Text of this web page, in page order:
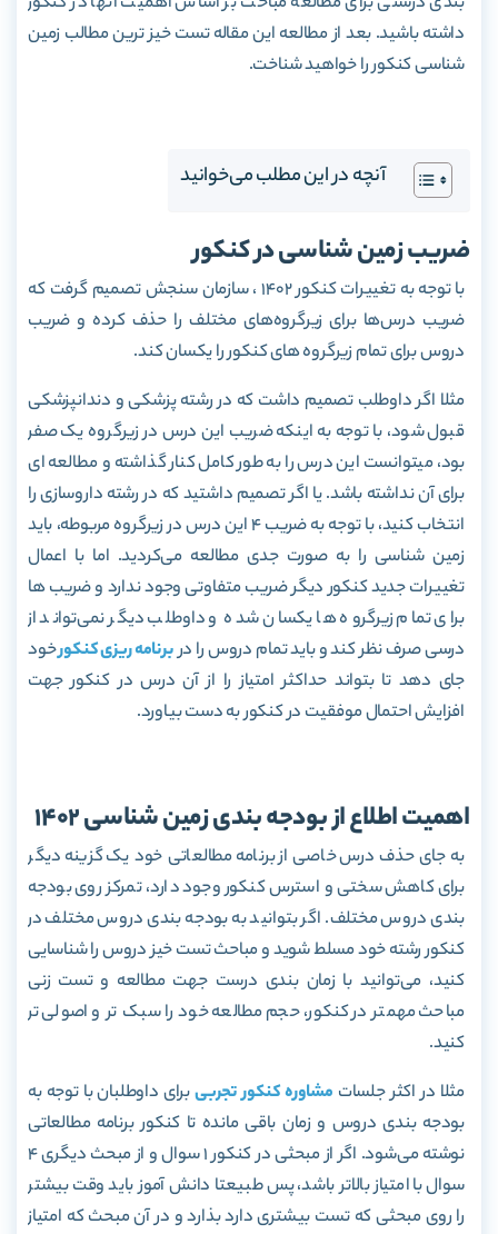
داشته باشید. بعد از مطالعه این مقاله تست خیز ترین مطالب زمین
شناسی کنکور را خواهید شناخت.
آنچه در این مطلب می‌خوانید
ضریب زمین شناسی در کنکور
با توجه به تغییرات کنکور 1402 ، سازمان سنجش تصمیم گرفت که
ضریب درس‌ها برای زیرگروه‌های مختلف را حذف کرده و ضریب
دروس برای تمام زیرگروه های کنکور را یکسان کند.
مثلا اگر داوطلب تصمیم داشت که در رشته پزشکی و دندانپزشکی
قبول شود، با توجه به اینکه ضریب این درس در زیرگروه یک صفر
بود، میتوانست این درس را به طور کامل کنار گذاشته و مطالعه ای
برای آن نداشته باشد. یا اگر تصمیم داشتید که در رشته داروسازی را
انتخاب کنید، با توجه به ضریب 4 این درس در زیرگروه مربوطه، باید
زمین شناسی را به صورت جدی مطالعه می‌کردید. اما با اعمال
تغییرات جدید کنکور دیگر ضریب متفاوتی وجود ندارد و ضریب ها
برای تمام زیرگروه ها یکسان شده و داوطلب دیگر نمی‌تواند از
درسی صرف نظر کند و باید تمام دروس را دربرنامه ریزی کنکورخود
جای دهد تا بتواند حداکثر امتیاز را از آن درس در کنکور جهت
افزایش احتمال موفقیت در کنکور به دست بیاورد.
اهمیت اطلاع از بودجه بندی زمین شناسی 1402
به جای حذف درس خاصی از برنامه مطالعاتی خود یک گزینه دیگر
برای کاهش سختی و استرس کنکور وجود دارد، تمرکز روی بودجه
بندی دروس مختلف. اگر بتوانید به بودجه بندی دروس مختلف در
کنکور رشته خود مسلط شوید و مباحث تست خیز دروس را شناسایی
کنید، می‌توانید با زمان بندی درست جهت مطالعه و تست زنی
مباحث مهمتر در کنکور، حجم مطالعه خود را سبک تر و اصولی تر
کنید.
مثلا در اکثر جلسات مشاوره کنکور تجربیبرای داوطلبان با توجه به
بودجه بندی دروس و زمان باقی مانده تا کنکور برنامه مطالعاتی
نوشته می‌شود. اگر از مبحثی در کنکور 1 سوال و از مبحث دیگری 4
سوال با امتیاز بالاتر باشد، پس طبیعتا دانش آموز باید وقت بیشتر
را روی مبحثی که تست بیشتری دارد بذارد و در آن مبحث که امتیاز